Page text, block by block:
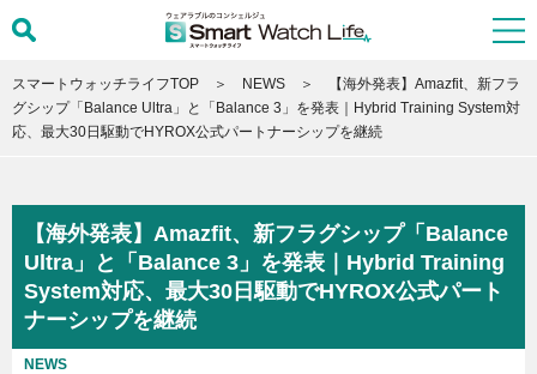
スマートウォッチライフTOP NEWS
【海外発表】Amazfit、新フラ
グシップ「Balance Ultra」と「Balance 3」を発表｜Hybrid Training System対
応、最大30日駆動でHYROX公式パートナーシップを継続
【海外発表】Amazfit、新フラグシップ「Balance
Ultra」と「Balance 3」を発表｜Hybrid Training
System対応、最大30日駆動でHYROX公式パート
ナーシップを継続
NEWS